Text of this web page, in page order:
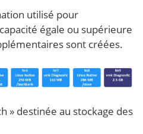
utilisé pour
capacité égale ou supérieure
sont créées.
» destinée au stockage des